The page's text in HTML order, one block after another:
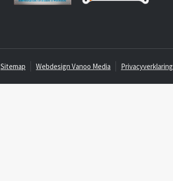
Sitemap Webdesign Vanoo Media Privacyverklaring